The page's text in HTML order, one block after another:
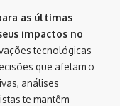
as últimas
impactos no
tecnológicas
que afetam o
análises
te mantêm